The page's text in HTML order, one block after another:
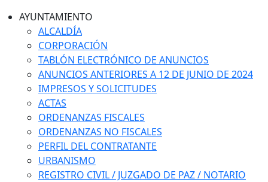
AYUNTAMIENTO
ALCALDÍA
CORPORACIÓN
TABLÓN ELECTRÓNICO DE ANUNCIOS
ANUNCIOS ANTERIORES A 12 DE JUNIO DE 2024
IMPRESOS Y SOLICITUDES
ACTAS
ORDENANZAS FISCALES
ORDENANZAS NO FISCALES
PERFIL DEL CONTRATANTE
URBANISMO
REGISTRO CIVIL / JUZGADO DE PAZ / NOTARIO